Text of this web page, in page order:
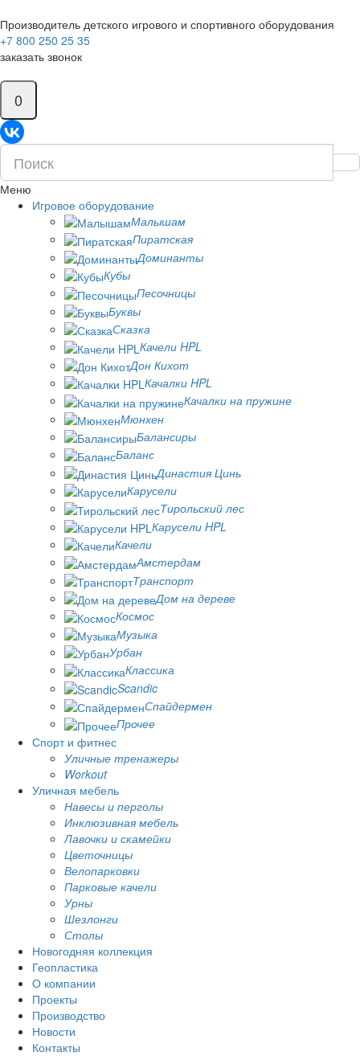
Производитель детского игрового и спортивного оборудования
+7 800 250 25 35
заказать звонок
0
Меню
Игровое оборудование
Малышам
Пиратская
Доминанты
Кубы
Песочницы
Буквы
Сказка
Качели HPL
Дон Кихот
Качалки HPL
Качалки на пружине
Мюнхен
Балансиры
Баланс
Династия Цинь
Карусели
Тирольский лес
Карусели HPL
Качели
Амстердам
Транспорт
Дом на дереве
Космос
Музыка
Урбан
Классика
Scandic
Спайдермен
Прочее
Спорт и фитнес
Уличные тренажеры
Workout
Уличная мебель
Навесы и перголы
Инклюзивная мебель
Лавочки и скамейки
Цветочницы
Велопарковки
Парковые качели
Урны
Шезлонги
Столы
Новогодняя коллекция
Геопластика
О компании
Проекты
Производство
Новости
Контакты